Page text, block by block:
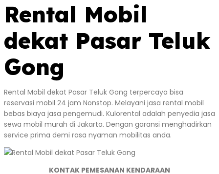
Rental Mobil
dekat Pasar Teluk
Gong
Rental Mobil dekat Pasar Teluk Gong terpercaya bisa
reservasi mobil 24 jam Nonstop. Melayani jasa rental mobil
bebas biaya jasa pengemudi. Kulorental adalah penyedia jasa
sewa mobil murah di Jakarta. Dengan garansi menghadirkan
service prima demi rasa nyaman mobilitas anda.
KONTAK PEMESANAN KENDARAAN